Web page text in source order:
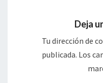
Deja
Tu dirección de
publicada. Los